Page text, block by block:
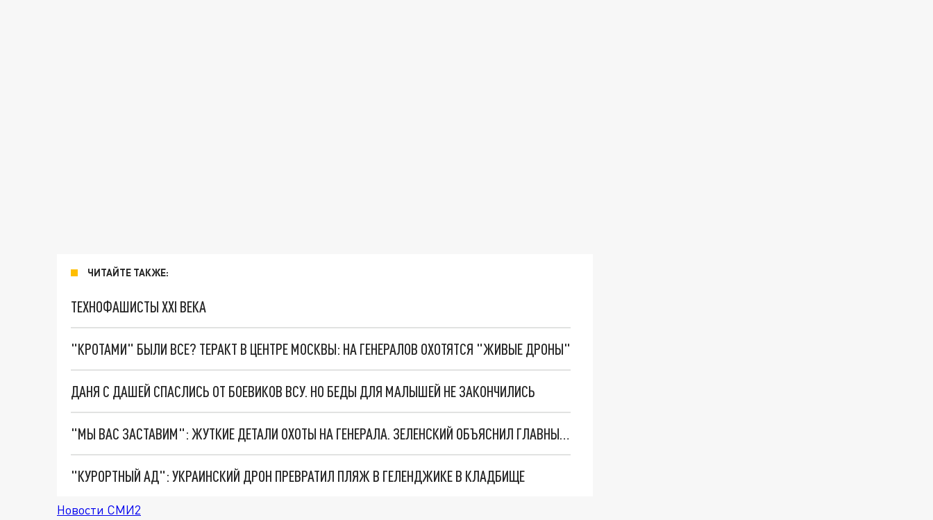
ЧИТАЙТЕ ТАКЖЕ:
ТЕХНОФАШИСТЫ XXI ВЕКА
"КРОТАМИ" БЫЛИ ВСЕ? ТЕРАКТ В ЦЕНТРЕ МОСКВЫ: НА ГЕНЕРАЛОВ ОХОТЯТСЯ "ЖИВЫЕ ДРОНЫ"
ДАНЯ С ДАШЕЙ СПАСЛИСЬ ОТ БОЕВИКОВ ВСУ. НО БЕДЫ ДЛЯ МАЛЫШЕЙ НЕ ЗАКОНЧИЛИСЬ
"МЫ ВАС ЗАСТАВИМ": ЖУТКИЕ ДЕТАЛИ ОХОТЫ НА ГЕНЕРАЛА. ЗЕЛЕНСКИЙ ОБЪЯСНИЛ ГЛАВНЫЙ СМЫСЛ ТЕРАКТА В ЦЕНТРЕ МОСКВЫ
"КУРОРТНЫЙ АД": УКРАИНСКИЙ ДРОН ПРЕВРАТИЛ ПЛЯЖ В ГЕЛЕНДЖИКЕ В КЛАДБИЩЕ
Новости СМИ2